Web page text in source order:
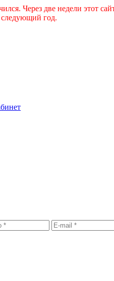
Через две недели этот
следующий год.